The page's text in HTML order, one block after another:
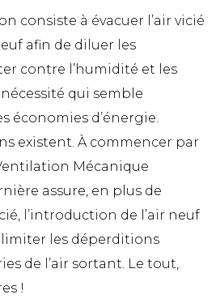
consiste à évacuer l’air vicié
afin de diluer les
contre l’humidité et les
qui semble
économies d’énergie.
existent. À commencer par
Mécanique
assure, en plus de
l’introduction de l’air neuf
les déperditions
de l’air sortant. Le tout,
!